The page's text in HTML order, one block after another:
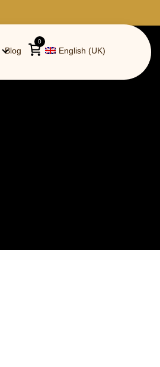
Blog
0
English (UK)